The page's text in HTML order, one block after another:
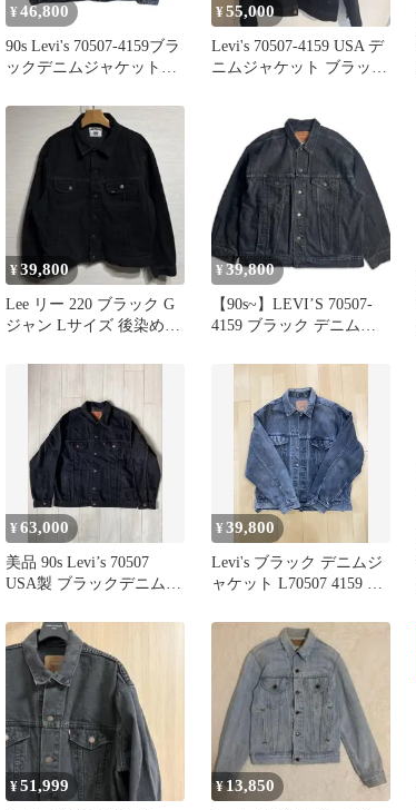
¥ 46,800
90s Levi's 70507-4159ブラ
ックデニムジャケット
¥55,000
Levi's 70507-4159 USA デ
ニムジャケット ブラック
¥39,800
Lee リー 220 ブラック G
ジャン Lサイズ 後染め
¥ 39,800
【90s~】LEVI’S 70507-
4159 ブラック デニムジ
リーバイス
2000000011691
¥63,000
美品 90s Levi’s 70507
USA製 ブラックデニムジ
¥39,800
Levi's ブラック デニムジ
ャケット L70507 4159 90s
¥51,999 ¥13,850